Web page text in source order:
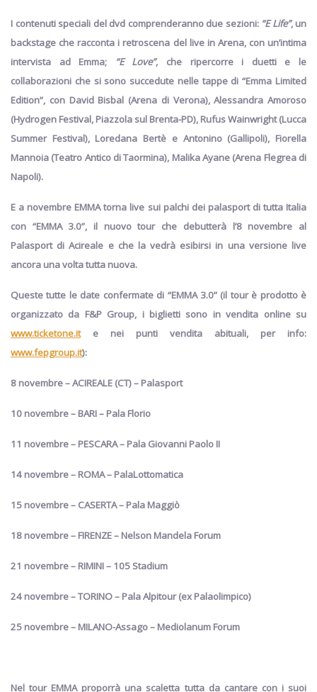
I contenuti speciali del dvd comprenderanno due sezioni: “E Life”, un
backstage che racconta i retroscena del live in Arena, con un’intima
intervista ad Emma;
“E Love”, che ripercorre i duetti e le
collaborazioni che si sono succedute nelle tappe di “Emma Limited
Edition”, con David Bisbal (Arena di Verona), Alessandra Amoroso
(Hydrogen Festival, Piazzola sul Brenta-PD), Rufus Wainwright (Lucca
Summer Festival), Loredana Bertè e Antonino (Gallipoli), Fiorella
Mannoia (Teatro Antico di Taormina), Malika Ayane (Arena Flegrea di
Napoli).
E a novembre EMMA torna live sui palchi dei palasport di tutta Italia
con “EMMA 3.0”, il nuovo tour che debutterà l’8 novembre al
Palasport di Acireale e che la vedrà esibirsi in una versione live
ancora una volta tutta nuova.
Queste tutte le date confermate di “EMMA 3.0” (il tour è prodotto è
organizzato da F&P Group, i biglietti sono in vendita online su
www.ticketone.ite nei punti vendita abituali, per info:
www.fepgroup.it):
8 novembre – ACIREALE (CT)– Palasport
10 novembre – BARI – Pala Florio
11 novembre – PESCARA – Pala Giovanni Paolo II
14 novembre – ROMA – PalaLottomatica
15 novembre – CASERTA – Pala Maggiò
18 novembre – FIRENZE – Nelson Mandela Forum
21 novembre – RIMINI – 105 Stadium
24 novembre – TORINO – Pala Alpitour(ex Palaolimpico)
25 novembre – MILANO-Assago – Mediolanum Forum
Nel tour EMMA proporrà una scaletta tutta da cantare con i suoi